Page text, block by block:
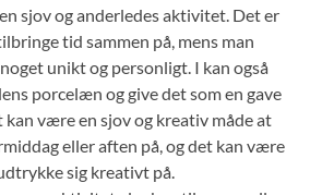
sjov og anderledes aktivitet. Det er
tid sammen på, mens man
unikt og personligt. I kan også
porcelæn og give det som en gave
være en sjov og kreativ måde at
eller aften på, og det kan være
sig kreativt på.